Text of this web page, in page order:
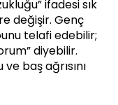
ifadesi sık
değişir. Genç
telafi edebilir;
diyebilir.
baş ağrısını